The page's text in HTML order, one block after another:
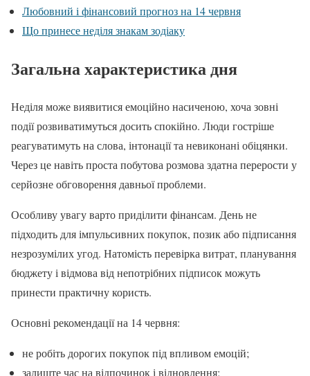
Любовний і фінансовий прогноз на 14 червня
Що принесе неділя знакам зодіаку
Загальна характеристика дня
Неділя може виявитися емоційно насиченою, хоча зовні
події розвиватимуться досить спокійно. Люди гостріше
реагуватимуть на слова, інтонації та невиконані обіцянки.
Через це навіть проста побутова розмова здатна перерости у
серйозне обговорення давньої проблеми.
Особливу увагу варто приділити фінансам. День не
підходить для імпульсивних покупок, позик або підписання
незрозумілих угод. Натомість перевірка витрат, планування
бюджету і відмова від непотрібних підписок можуть
принести практичну користь.
Основні рекомендації на 14 червня:
не робіть дорогих покупок під впливом емоцій;
залиште час на відпочинок і відновлення;